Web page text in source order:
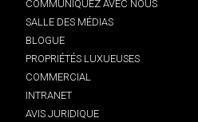
COMMUNIQUEZ AVEC NOUS
SALLE DES MÉDIAS
BLOGUE
PROPRIÉTÉS LUXUEUSES
COMMERCIAL
INTRANET
AVIS JURIDIQUE